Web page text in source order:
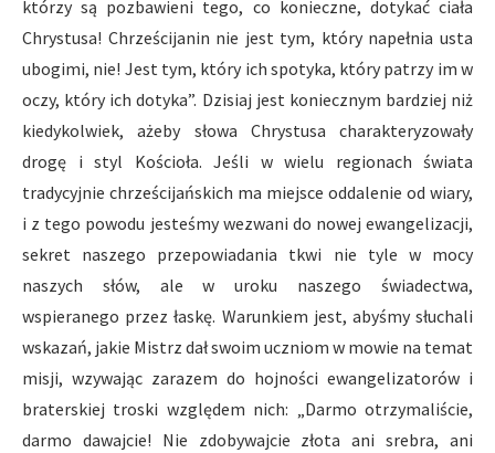
którzy są pozbawieni tego, co konieczne, dotykać ciała
Chrystusa! Chrześcijanin nie jest tym, który napełnia usta
ubogimi, nie! Jest tym, który ich spotyka, który patrzy im w
oczy, który ich dotyka”. Dzisiaj jest koniecznym bardziej niż
kiedykolwiek, ażeby słowa Chrystusa charakteryzowały
drogę i styl Kościoła. Jeśli w wielu regionach świata
tradycyjnie chrześcijańskich ma miejsce oddalenie od wiary,
i z tego powodu jesteśmy wezwani do nowej ewangelizacji,
sekret naszego przepowiadania tkwi nie tyle w mocy
naszych słów, ale w uroku naszego świadectwa,
wspieranego przez łaskę. Warunkiem jest, abyśmy słuchali
wskazań, jakie Mistrz dał swoim uczniom w mowie na temat
misji, wzywając zarazem do hojności ewangelizatorów i
braterskiej troski względem nich: „Darmo otrzymaliście,
darmo dawajcie! Nie zdobywajcie złota ani srebra, ani